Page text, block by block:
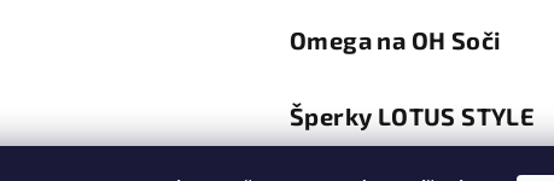
Omega na OH Soči
Šperky LOTUS STYLE